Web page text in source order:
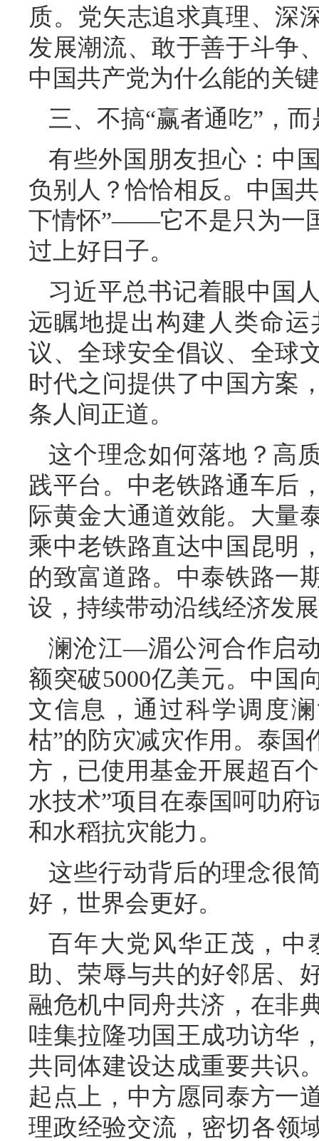
质。党矢志追求真理、深
发展潮流、敢于善于斗争
中国共产党为什么能的关
三、不搞“赢者通吃”，
有些外国朋友担心：中
负别人？恰恰相反。中国
下情怀”——它不是只为一
过上好日子。
习近平总书记着眼中国
远瞩地提出构建人类命
议、全球安全倡议、全球
时代之问提供了中国方案
条人间正道。
这个理念如何落地？高
践平台。中老铁路通车后
际黄金大通道效能。大量
乘中老铁路直达中国昆明
的致富道路。中泰铁路一
设，持续带动沿线经济发
澜沧江—湄公河合作启
额突破5000亿美元。中国
文信息，通过科学调度
枯”的防灾减灾作用。泰国
方，已使用基金开展超百
水技术”项目在泰国呵叻
和水稻抗灾能力。
这些行动背后的理念很
好，世界会更好。
百年大党风华正茂，中
助、荣辱与共的好邻居、
融危机中同舟共济，在非
哇集拉隆功国王成功访华
共同体建设达成重要共识
起点上，中方愿同泰方一
理政经验交流，密切各领